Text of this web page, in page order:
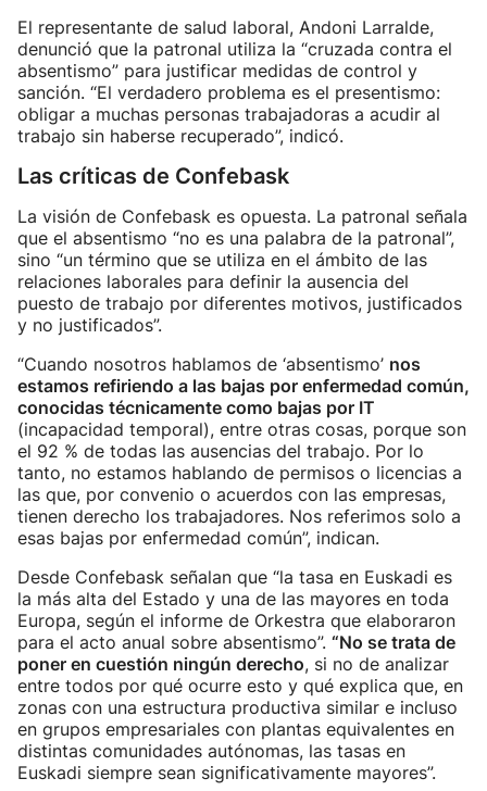
El representante de salud laboral, Andoni Larralde,
denunció que la patronal utiliza la “cruzada contra el
absentismo” para justificar medidas de control y
sanción. “El verdadero problema es el presentismo:
obligar a muchas personas trabajadoras a acudir al
trabajo sin haberse recuperado”, indicó.
Las críticas de Confebask
La visión de Confebask es opuesta. La patronal señala
que el absentismo “no es una palabra de la patronal”,
sino “un término que se utiliza en el ámbito de las
relaciones laborales para definir la ausencia del
puesto de trabajo por diferentes motivos, justificados
y no justificados”.
“Cuando nosotros hablamos de ‘absentismo’ nos
estamos refiriendo a las bajas por enfermedad común,
conocidas técnicamente como bajas por IT
(incapacidad temporal), entre otras cosas, porque son
el 92 % de todas las ausencias del trabajo. Por lo
tanto, no estamos hablando de permisos o licencias a
las que, por convenio o acuerdos con las empresas,
tienen derecho los trabajadores. Nos referimos solo a
esas bajas por enfermedad común”, indican.
Desde Confebask señalan que “la tasa en Euskadi es
la más alta del Estado y una de las mayores en toda
Europa, según el informe de Orkestra que elaboraron
para el acto anual sobre absentismo”. “No se trata de
poner en cuestión ningún derecho, si no de analizar
entre todos por qué ocurre esto y qué explica que, en
zonas con una estructura productiva similar e incluso
en grupos empresariales con plantas equivalentes en
distintas comunidades autónomas, las tasas en
Euskadi siempre sean significativamente mayores”.